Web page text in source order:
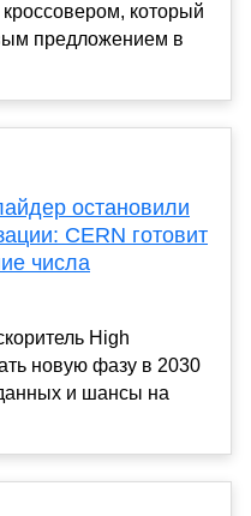
который
предложением в
остановили
CERN готовит
числа
High
новую фазу в 2030
данных и шансы на